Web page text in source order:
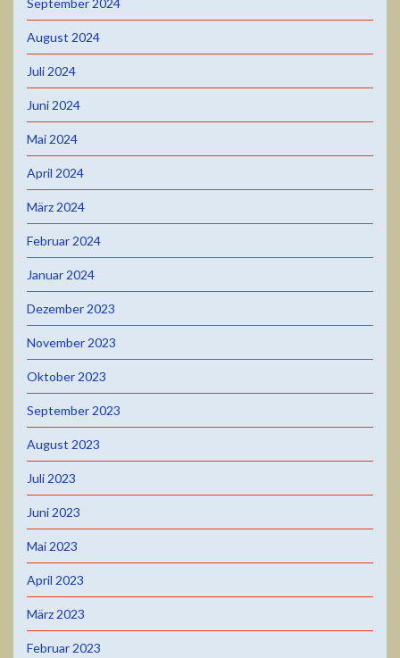
September 2024
August 2024
Juli 2024
Juni 2024
Mai 2024
April 2024
März 2024
Februar 2024
Januar 2024
Dezember 2023
November 2023
Oktober 2023
September 2023
August 2023
Juli 2023
Juni 2023
Mai 2023
April 2023
März 2023
Februar 2023